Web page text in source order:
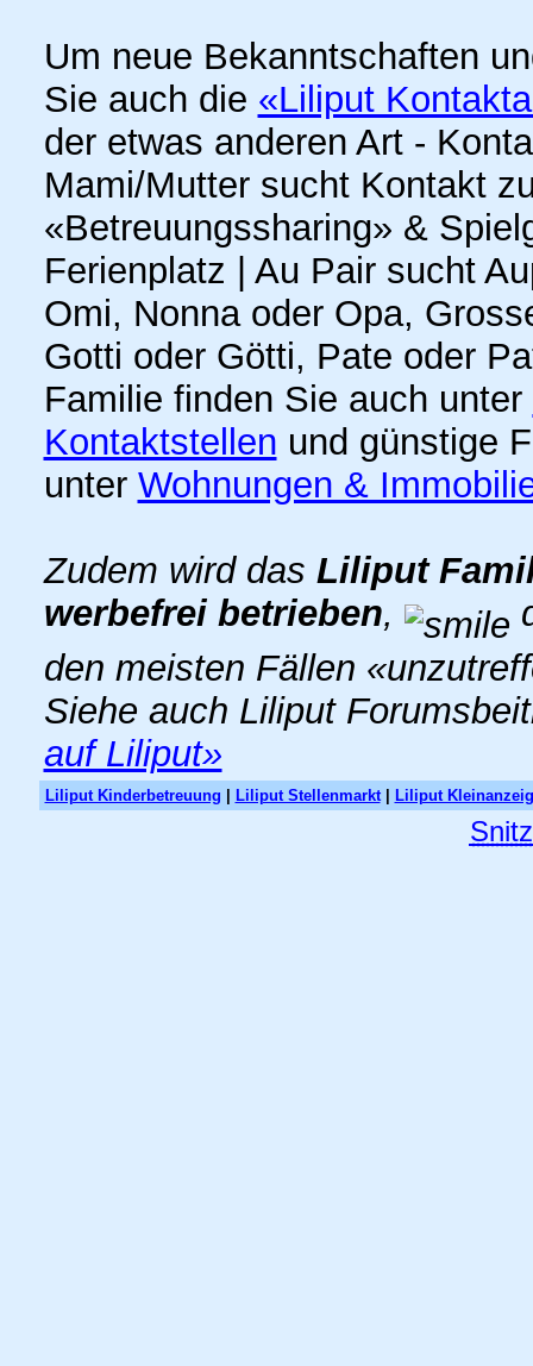
Um neue Bekanntschaften
Sie auch die «Liliput
der etwas anderen Art -
Mami/Mutter sucht Kontakt
«Betreuungssharing» &
Ferienplatz | Au Pair sucht
Omi, Nonna oder Opa,
Gotti oder Götti, Pate oder
Familie finden Sie auch unter
Kontaktstellen und günstige
unter Wohnungen &
Zudem wird das Liliput
werbefrei betrieben,
den meisten Fällen
Siehe auch Liliput
auf Liliput»
Liliput Kinderbetreuung Liliput Stellenmarkt| Liliput